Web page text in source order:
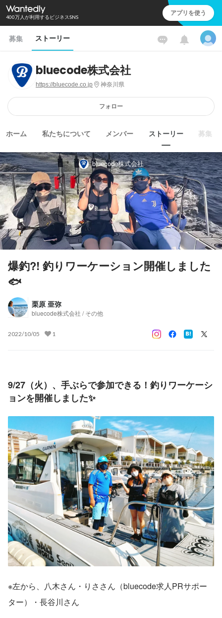
400万人が利用するビジネスSNS アプリを使う
募集 ストーリー
bluecode株式会社
https://bluecode.co.jp 神奈川県
フォロー
ホーム 私たちについて メンバー ストーリー 募集
bluecode株式会社
爆釣?! 釣りワーケーション開催しました
🐟
栗原 亜弥
bluecode株式会社 / その他
2022/10/05 1
9/27（火）、手ぶらで参加できる！釣りワーケーシ
ョンを開催しました✨
※左から、八木さん・りささん（bluecode求人PRサポー
ター）・長谷川さん